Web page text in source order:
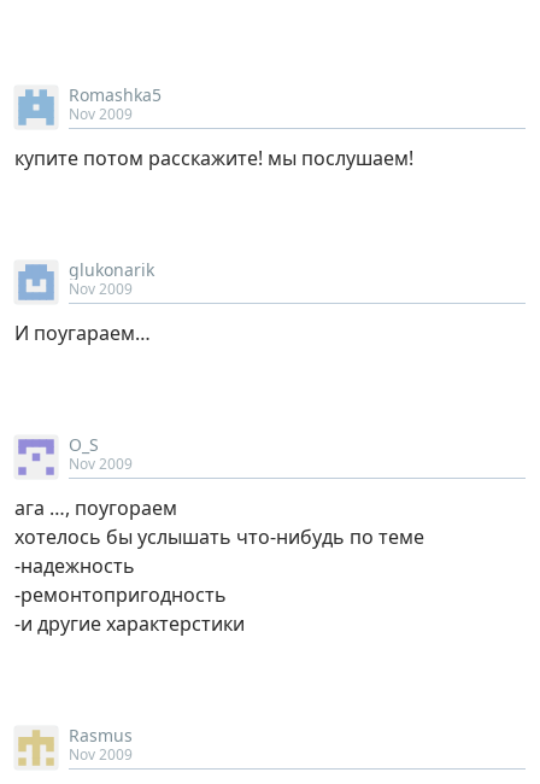
Romashka5
Nov 2009
купите потом расскажите! мы послушаем!
glukonarik
Nov 2009
И поугараем…
O_S
Nov 2009
ага …, поугораем
хотелось бы услышать что-нибудь по теме
-надежность
-ремонтопригодность
-и другие характерстики
Rasmus
Nov 2009